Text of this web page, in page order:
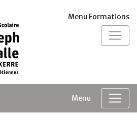
Menu Formations
Menu